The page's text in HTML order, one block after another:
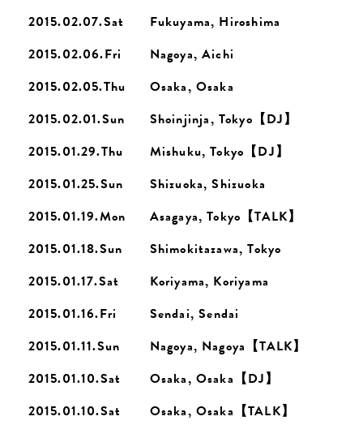
2015.02.07.Sat
Fukuyama, Hiroshima
2015.02.06.Fri
Nagoya, Aichi
2015.02.05.Thu
Osaka, Osaka
2015.02.01.Sun
Shoinjinja, Tokyo【DJ】
2015.01.29.Thu
Mishuku, Tokyo【DJ】
2015.01.25.Sun
Shizuoka, Shizuoka
2015.01.19.Mon
Asagaya, Tokyo【TALK】
2015.01.18.Sun
Shimokitazawa, Tokyo
2015.01.17.Sat
Koriyama, Koriyama
2015.01.16.Fri
Sendai, Sendai
2015.01.11.Sun
Nagoya, Nagoya【TALK】
2015.01.10.Sat
Osaka, Osaka【DJ】
2015.01.10.Sat
Osaka, Osaka【TALK】